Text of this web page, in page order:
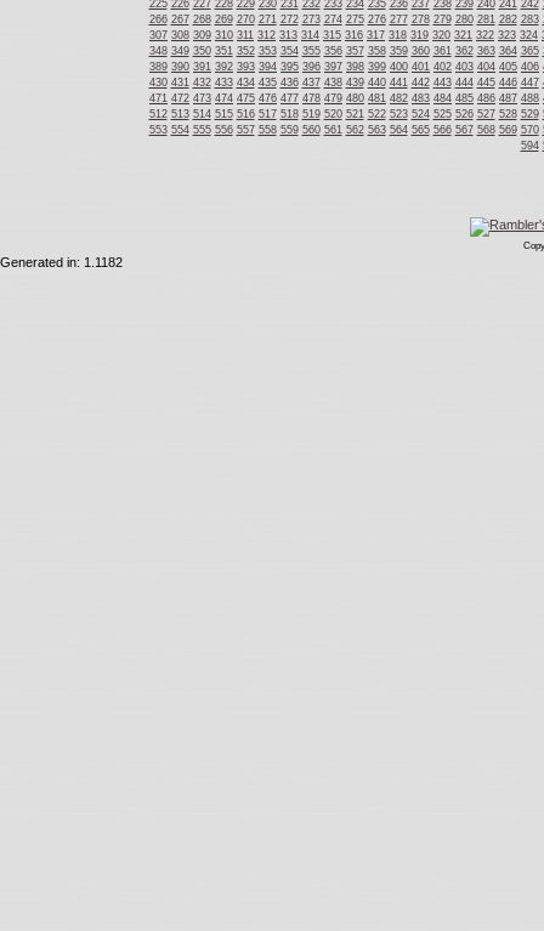
225 226 227 228 229 230 231 232 233 234 235 236 237 238 239 240 241 242
266 267 268 269 270 271 272 273 274 275 276 277 278 279 280 281 282 283
307 308 309 310 311 312 313 314 315 316 317 318 319 320 321 322 323 324
348 349 350 351 352 353 354 355 356 357 358 359 360 361 362 363 364 365
389 390 391 392 393 394 395 396 397 398 399 400 401 402 403 404 405 406
430 431 432 433 434 435 436 437 438 439 440 441 442 443 444 445 446 447
471 472 473 474 475 476 477 478 479 480 481 482 483 484 485 486 487 488
512 513 514 515 516 517 518 519 520 521 522 523 524 525 526 527 528 529
553 554 555 556 557 558 559 560 561 562 563 564 565 566 567 568 569 570
594
Generated in: 1.1182